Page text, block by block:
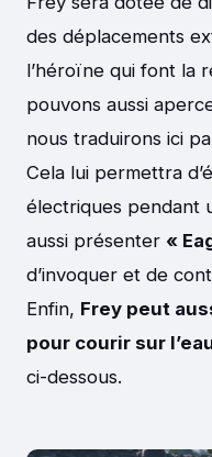
des déplacements
l’héroïne qui font la
pouvons aussi
nous traduirons ici
Cela lui permettra
électriques pendant
aussi présenter «
d’invoquer et de
Enfin, Frey peut
pour courir sur
ci-dessous.